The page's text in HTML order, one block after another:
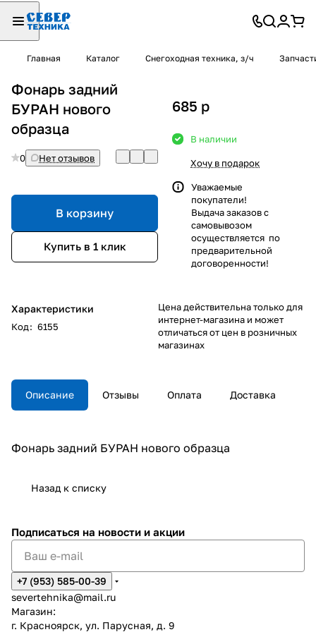
Главная Каталог Снегоходная техника, з/ч
Фонарь задний
БУРАН нового
образца
0 Нет отзывов
В корзину
Купить в 1 клик
Характеристики
Код: 6155
685 p
В наличии
Хочу в подарок
Уважаемые
покупатели!
Выдача заказов с
самовывозом
осуществляется по
предварительной
договоренности!
Цена действительна только для
интернет-магазина и может
отличаться от цен в розничных
магазинах
Описание Отзывы Оплата Доставка
Фонарь задний БУРАН нового образца
Назад к списку
Подписаться на новости и акции
+7 (953) 585-00-39
severtehnika@mail.ru
Магазин:
г. Красноярск, ул. Парусная, д. 9